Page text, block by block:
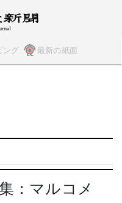
ング 最新の紙面
：マルコメ